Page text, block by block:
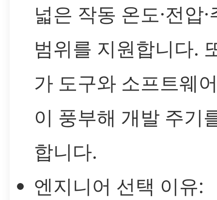
넓은 작동 온도·전압
범위를 지원합니다.
가 도구와 소프트웨
이 풍부해 개발 주기
합니다.
엔지니어 선택 이유: